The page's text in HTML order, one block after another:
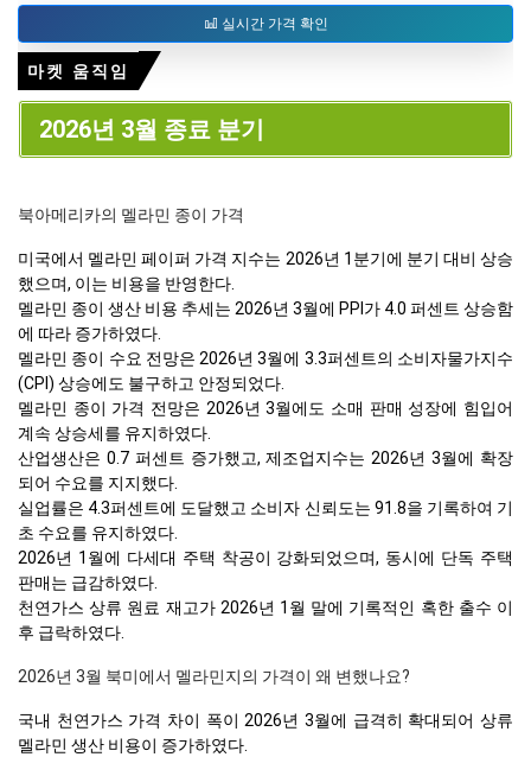
실시간 가격 확인
마켓 움직임
2026년 3월 종료 분기
북아메리카의 멜라민 종이 가격
미국에서 멜라민 페이퍼 가격 지수는 2026년 1분기에 분기 대비 상승
했으며, 이는 비용을 반영한다.
멜라민 종이 생산 비용 추세는 2026년 3월에 PPI가 4.0 퍼센트 상승함
에 따라 증가하였다.
멜라민 종이 수요 전망은 2026년 3월에 3.3퍼센트의 소비자물가지수
(CPI) 상승에도 불구하고 안정되었다.
멜라민 종이 가격 전망은 2026년 3월에도 소매 판매 성장에 힘입어
계속 상승세를 유지하였다.
산업생산은 0.7 퍼센트 증가했고, 제조업지수는 2026년 3월에 확장
되어 수요를 지지했다.
실업률은 4.3퍼센트에 도달했고 소비자 신뢰도는 91.8을 기록하여 기
초 수요를 유지하였다.
2026년 1월에 다세대 주택 착공이 강화되었으며, 동시에 단독 주택
판매는 급감하였다.
천연가스 상류 원료 재고가 2026년 1월 말에 기록적인 혹한 출수 이
후 급락하였다.
2026년 3월 북미에서 멜라민지의 가격이 왜 변했나요?
국내 천연가스 가격 차이 폭이 2026년 3월에 급격히 확대되어 상류
멜라민 생산 비용이 증가하였다.